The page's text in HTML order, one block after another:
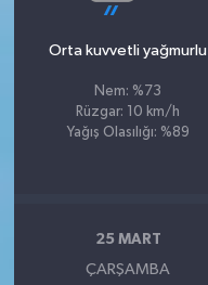
Orta kuvvetli yağmurlu
Nem: %73
Rüzgar: 10 km/h
Yağış Olasılığı: %89
25 MART
ÇARŞAMBA